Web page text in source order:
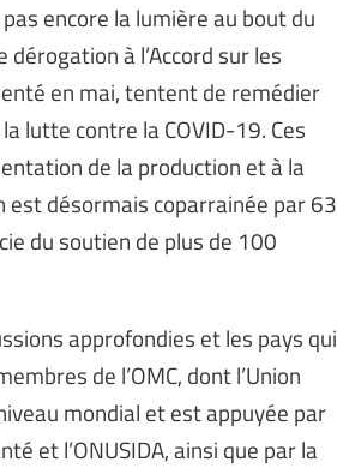
encore la lumière au bout du
à l’Accord sur les
en mai, tentent de remédier
lutte contre la COVID-19. Ces
de la production et à la
est désormais coparrainée par 63
du soutien de plus de 100
approfondies et les pays qui
de l’OMC, dont l’Union
mondial et est appuyée par
et l’ONUSIDA, ainsi que par la